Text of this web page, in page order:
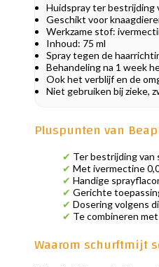
Huidspray ter bestrijding
Geschikt voor
Werkzame stof:
Inhoud: 75 ml
Spray tegen de
Behandeling na 1 week
Ook het verblijf en de
Niet gebruiken bij zieke,
Pluspunten van
✔ Ter bestrijding van
✔ Met ivermectine
✔ Handige
✔ Gerichte
✔ Dosering volgens
✔ Te combineren
Waarom schurftmijt